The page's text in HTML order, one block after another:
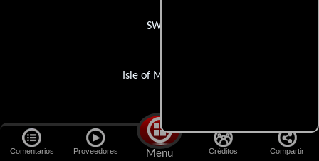
Comentarios Proveedores Menu Créditos Compartir
SWFX
Isle of Man Film
Otras empresas